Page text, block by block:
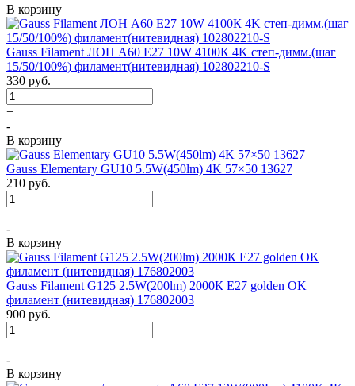
В корзину
Gauss Filament ЛОН A60 E27 10W 4100К 4K степ-димм.(шаг
15/50/100%) филамент(нитевидная) 102802210-S
330 руб.
+
-
В корзину
Gauss Elementary GU10 5.5W(450lm) 4K 57×50 13627
210 руб.
+
-
В корзину
Gauss Filament G125 2.5W(200lm) 2000К Е27 golden OK
филамент (нитевидная) 176802003
900 руб.
+
-
В корзину